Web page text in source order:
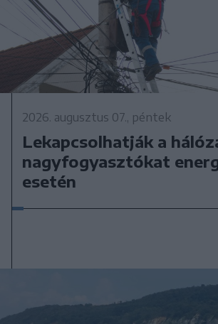
2026. augusztus 07., péntek
Lekapcsolhatják a
nagyfogyasztókat
esetén